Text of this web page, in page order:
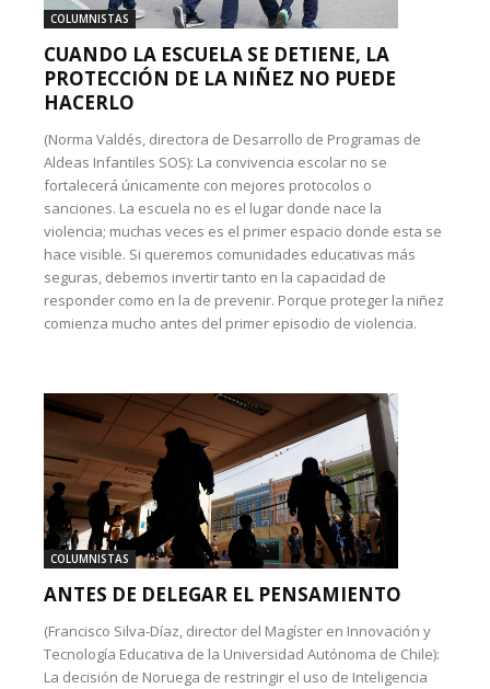
COLUMNISTAS
CUANDO LA ESCUELA SE DETIENE, LA
PROTECCIÓN DE LA NIÑEZ NO PUEDE
HACERLO
(Norma Valdés, directora de Desarrollo de Programas de
Aldeas Infantiles SOS): La convivencia escolar no se
fortalecerá únicamente con mejores protocolos o
sanciones. La escuela no es el lugar donde nace la
violencia; muchas veces es el primer espacio donde esta se
hace visible. Si queremos comunidades educativas más
seguras, debemos invertir tanto en la capacidad de
responder como en la de prevenir. Porque proteger la niñez
comienza mucho antes del primer episodio de violencia.
COLUMNISTAS
ANTES DE DELEGAR EL PENSAMIENTO
(Francisco Silva-Díaz, director del Magíster en Innovación y
Tecnología Educativa de la Universidad Autónoma de Chile):
La decisión de Noruega de restringir el uso de Inteligencia